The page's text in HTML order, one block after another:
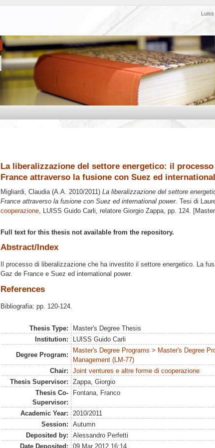
La liberalizzazione del settore energetico: il
France attraverso la fusione con Suez ed
Migliardi, Claudia(A.A. 2010/2011) La liberalizzazione del settore
France attraverso la fusione con Suez ed international power. Tesi di
cooperazione, LUISS Guido Carli, relatore Giorgio Zappa, pp. 124.
Full text for this thesis not available from the repository.
Abstract/Index
Il processo di liberalizzazione che ha investito il settore energetico. La
Gaz de France e Suez ed international power.
References
Bibliografia: pp. 120-124.
Thesis Type:
Master's Degree Thesis
Institution:
LUISS Guido Carli
Degree Program:
Master's Degree Programs > Master's Degree
Management (LM-77)
Chair:
Joint ventures e altre forme di cooperazione
Thesis Supervisor:
Zappa, Giorgio
Thesis Co-
Supervisor:
Fontana, Franco
Academic Year:
2010/2011
Session:
Autumn
Deposited by:
Alessandro Perfetti
Date Deposited:
09 Mar 2012 16:14